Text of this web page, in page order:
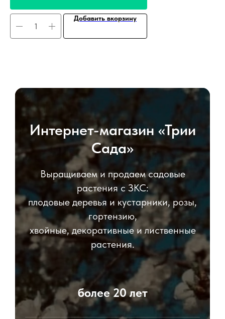
Добавить вкорзину
Интернет-магазин «Трии
Сада»
Выращиваем и продаем садовые
растения с ЗКС:
плодовые деревья и кустарники, розы,
гортензию,
хвойные, декоративные и лиственные
растения.
более 20 лет